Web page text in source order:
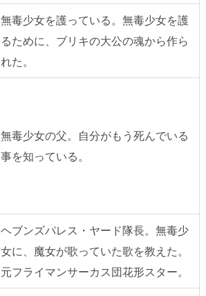
無毒少女を護っている。無毒少女を護
るために、ブリキの大公の魂から作ら
れた。
無毒少女の父。自分がもう死んでいる
事を知っている。
ヘブンズパレス・ヤード隊長。無毒少
女に、魔女が歌っていた歌を教えた。
元フライマンサーカス団花形スター。